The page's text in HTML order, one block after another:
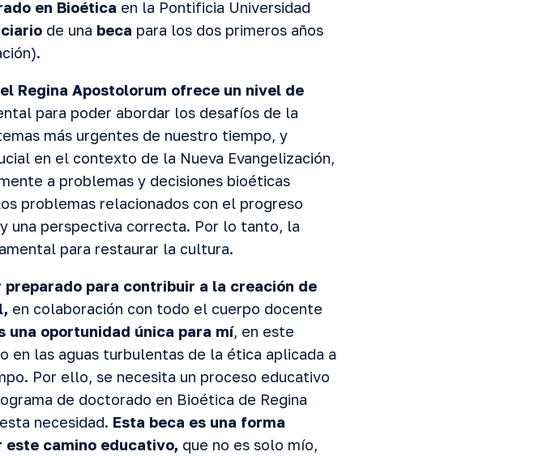
en Bioética en la Pontificia Universidad
de una beca para los dos primeros años
Regina Apostolorum ofrece un nivel de
para poder abordar los desafíos de la
más urgentes de nuestro tiempo, y
en el contexto de la Nueva Evangelización,
a problemas y decisiones bioéticas
problemas relacionados con el progreso
una perspectiva correcta. Por lo tanto, la
para restaurar la cultura.
para contribuir a la creación de
en colaboración con todo el cuerpo docente
una oportunidad única para mí, en este
en las aguas turbulentas de la ética aplicada a
Por ello, se necesita un proceso educativo
de doctorado en Bioética de Regina
necesidad. Esta beca es una forma
camino educativo, que no es solo mío,